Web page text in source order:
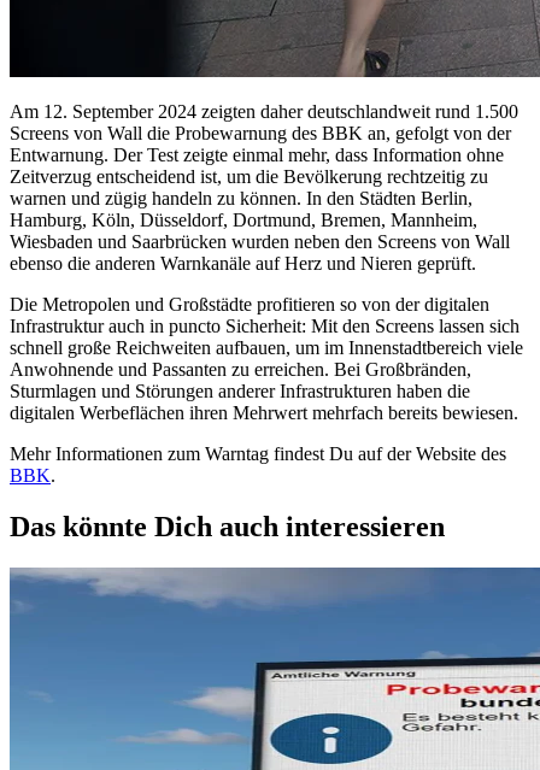
Am 12. September 2024 zeigten daher deutschlandweit rund 1.500
Screens von Wall die Probewarnung des BBK an, gefolgt von der
Entwarnung. Der Test zeigte einmal mehr, dass Information ohne
Zeitverzug entscheidend ist, um die Bevölkerung rechtzeitig zu
warnen und zügig handeln zu können. In den Städten Berlin,
Hamburg, Köln, Düsseldorf, Dortmund, Bremen, Mannheim,
Wiesbaden und Saarbrücken wurden neben den Screens von Wall
ebenso die anderen Warnkanäle auf Herz und Nieren geprüft.
Die Metropolen und Großstädte profitieren so von der digitalen
Infrastruktur auch in puncto Sicherheit: Mit den Screens lassen sich
schnell große Reichweiten aufbauen, um im Innenstadtbereich viele
Anwohnende und Passanten zu erreichen. Bei Großbränden,
Sturmlagen und Störungen anderer Infrastrukturen haben die
digitalen Werbeflächen ihren Mehrwert mehrfach bereits bewiesen.
Mehr Informationen zum Warntag findest Du auf der Website des
BBK.
Das könnte Dich auch interessieren